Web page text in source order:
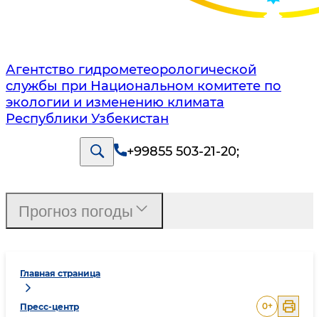
Агентство гидрометеорологической
службы при Национальном комитете по
экологии и изменению климата
Республики Узбекистан
+99855 503-21-20;
Главная страница
Пресс-центр 0+
Прогноз погоды